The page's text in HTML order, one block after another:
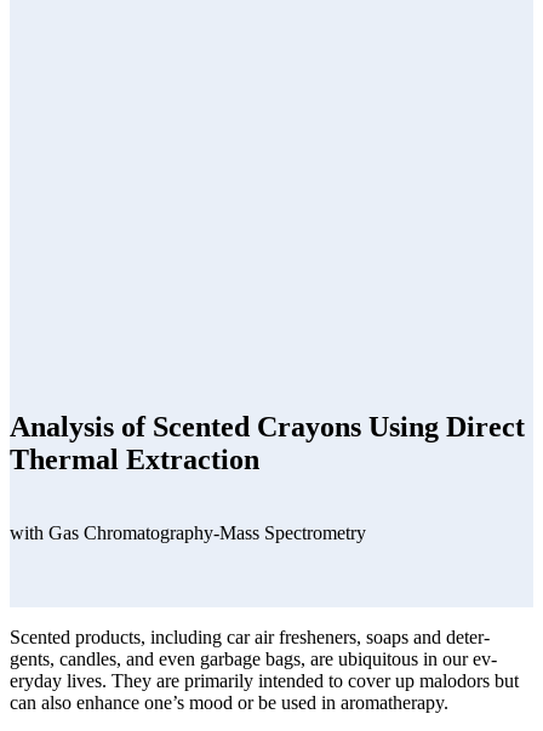
Analysis of Scented Crayons Using Direct
Thermal Extraction
with Gas Chromatography-Mass Spectrometry
Scented products, including car air fresheners, soaps and deter-
gents, candles, and even garbage bags, are ubiquitous in our ev-
eryday lives. They are primarily intended to cover up malodors but
can also enhance one’s mood or be used in aromatherapy.